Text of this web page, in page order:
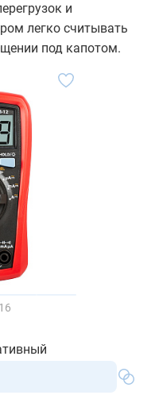
и
легко считывать
под капотом.
16